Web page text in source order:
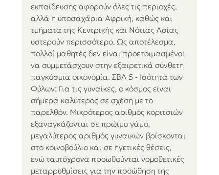
εκπαίδευσης αφορούν όλες τις περιοχές,
αλλά η υποσαχάρια Αφρική, καθώς και
τμήματα της Κεντρικής και Νότιας Ασίας
υστερούν περισσότερο. Ως αποτέλεσμα,
πολλοί μαθητές δεν είναι προετοιμασμένοι
να συμμετάσχουν στην εξαιρετικά σύνθετη
παγκόσμια οικονομία. ΣΒΑ 5 - Ισότητα των
Φύλων: Για τις γυναίκες, ο κόσμος είναι
σήμερα καλύτερος σε σχέση με το
παρελθόν. Μικρότερος αριθμός κοριτσιών
εξαναγκάζονται σε πρώιμο γάμο,
μεγαλύτερος αριθμός γυναικών βρίσκονται
στο κοινοβούλιο και σε ηγετικές θέσεις,
ενώ ταυτόχρονα προωθούνται νομοθετικές
μεταρρυθμίσεις για την προώθηση της